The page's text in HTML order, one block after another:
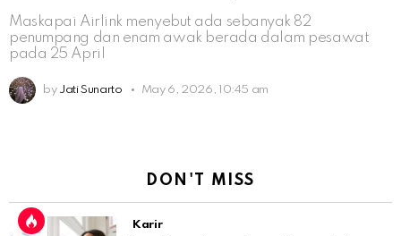
Maskapai Airlink menyebut ada sebanyak 82
penumpang dan enam awak berada dalam pesawat
pada 25 April
by Jati Sunarto May 6, 2026, 10:45 am
DON'T MISS
Karir